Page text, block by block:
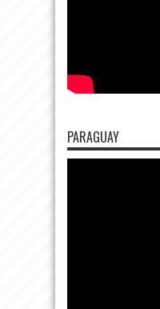
PARAGUAY